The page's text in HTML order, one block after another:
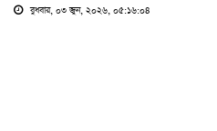
বুধবার, ০৩ জুন, ২০২৬, ০৫:১৬:০৪